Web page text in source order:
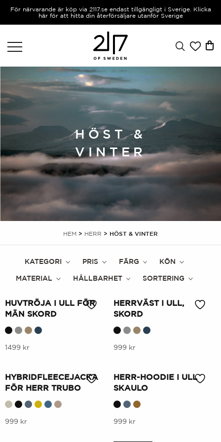
För närvarande är köp via 2117.se endast tillgängligt i Sverige. Klicka
här för att hitta din återförsäljare utanför Sverige
HÖST &
VINTER
HEM > HERR > HÖST & VINTER
KATEGORI PRIS FÄRG KÖN
MATERIAL HÅLLBARHET SORTERING
HUVTRÖJA I ULL FÖR
MÄN SKORD
Denna
har
flera
Alternativen
kan
1499 kr
HERRVÄST I ULL,
SKORD
Denna
har
flera
Alternativen
kan
999 kr
HYBRIDFLEECEJACKA
FÖR HERR TRUBO
Denna
999 kr
HERR-HOODIE I ULL
SKAULO
Denna
999 kr